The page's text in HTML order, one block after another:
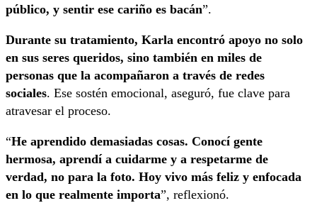
público, y sentir ese cariño es bacán”.
Durante su tratamiento, Karla encontró apoyo no solo
en sus seres queridos, sino también en miles de
personas que la acompañaron a través de redes
sociales. Ese sostén emocional, aseguró, fue clave para
atravesar el proceso.
“He aprendido demasiadas cosas. Conocí gente
hermosa, aprendí a cuidarme y a respetarme de
verdad, no para la foto. Hoy vivo más feliz y enfocada
en lo que realmente importa”, reflexionó.